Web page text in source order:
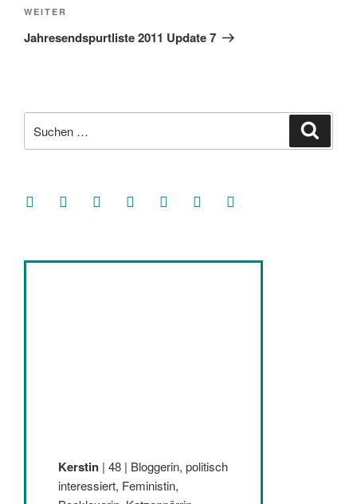
Nächster
Beitrag
WEITER
Jahresendspurtliste 2011 Update 7
nach:
facebooksoundcloud
twitter mastodoninstagramthreads goodreads
Kerstin | 48 | Bloggerin, politisch
interessiert, Feministin,